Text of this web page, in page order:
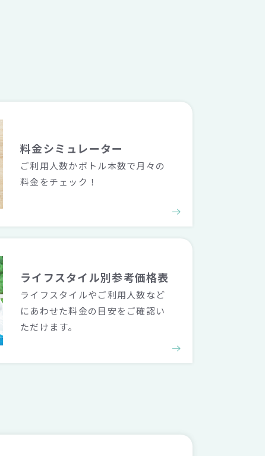
料金シミュレーター
ご利用人数かボトル本数で月々の
料金をチェック！
ライフスタイル別参考価格表
ライフスタイルやご利用人数など
にあわせた料金の目安をご確認い
ただけます。